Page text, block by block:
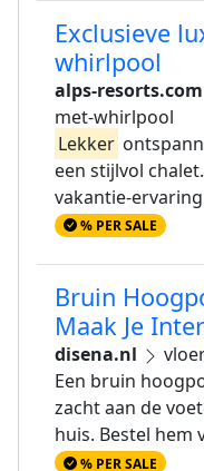
Exclusieve
whirlpool
alps-resorts.com
met-whirlpool
Lekker
een stijlvol
vakantie-
% PER SALE
Bruin
Maak Je
disena.nl
Een bruin
zacht aan de
huis. Bestel hem
% PER SALE